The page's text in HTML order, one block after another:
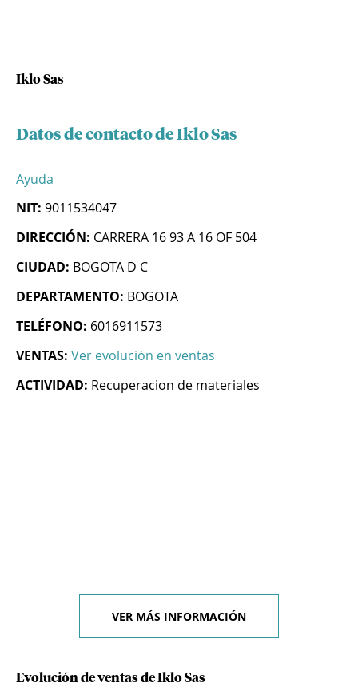
Iklo Sas
Datos de contacto de Iklo Sas
Ayuda
NIT: 9011534047
DIRECCIÓN: CARRERA 16 93 A 16 OF 504
CIUDAD: BOGOTA D C
DEPARTAMENTO: BOGOTA
TELÉFONO: 6016911573
VENTAS: Ver evolución en ventas
ACTIVIDAD: Recuperacion de materiales
VER MÁS INFORMACIÓN
Evolución de ventas de Iklo Sas